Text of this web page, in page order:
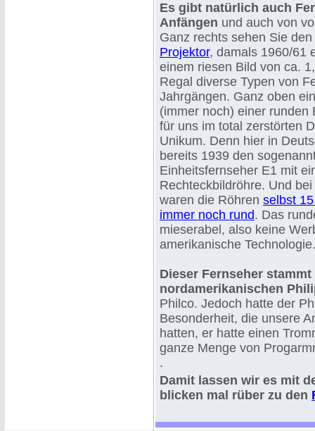
Es gibt natürlich auch
Anfängen und auch von
Ganz rechts sehen Sie den
Projektor, damals 1960/61
einem riesen Bild von ca.
Regal diverse Typen von
Jahrgängen. Ganz oben
(immer noch) einer runden
für uns im total zerstörten
Unikum. Denn hier in
bereits 1939 den
Einheitsfernseher E1 mit
Rechteckbildröhre. Und
waren die Röhren selbst
immer noch rund. Das
mieserabel, also keine
amerikanische Technologie.
Dieser Fernseher
nordamerikanischen
Philco. Jedoch hatte der
Besonderheit, die unsere
hatten, er hatte einen
ganze Menge von
.
Damit lassen wir es mit
blicken mal rüber zu den